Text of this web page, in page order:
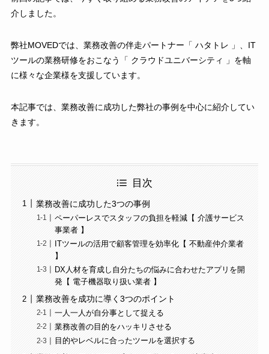
介しました。
弊社MOVEDでは、業務改善の伴走パートナー「 ハタトレ 」、IT
ツールの業務研修をおこなう「 クラウドユニバーシティ 」を軸
に様々な企業様を支援しています。
本記事では、業務改善に成功した弊社の事例を中心に紹介してい
きます。
目次
業務改善に成功した3つの事例
ペーパーレスでスタッフの負担を軽減【 介護サービス
事業者 】
ITツールの活用で顧客管理を効率化【 不動産仲介業者
】
DX人材を育成し自分たちの悩みに合わせたアプリを開
発【 電子機器取り扱い業者 】
業務改善を成功に導く3つのポイント
一人一人が自分事として捉える
業務改善の目的をハッキリさせる
目的やレベルに合ったツールを選択する